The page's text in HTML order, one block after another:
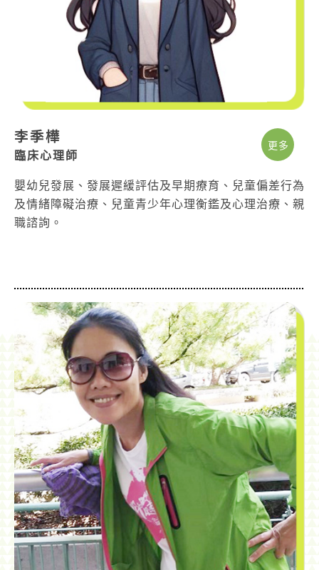
更多
李季樺
臨床心理師
嬰幼兒發展、發展遲緩評估及早期療育、兒童偏差行為
及情緒障礙治療、兒童青少年心理衡鑑及心理治療、親
職諮詢。